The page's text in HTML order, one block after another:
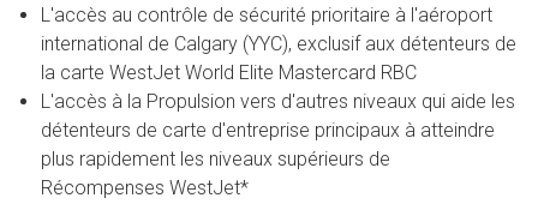
L'accès au contrôle de sécurité prioritaire à l'aéroport
international de Calgary (YYC), exclusif aux détenteurs de
la carte WestJet World Elite Mastercard RBC
L'accès à la Propulsion vers d'autres niveaux qui aide les
détenteurs de carte d'entreprise principaux à atteindre
plus rapidement les niveaux supérieurs de
Récompenses WestJet*